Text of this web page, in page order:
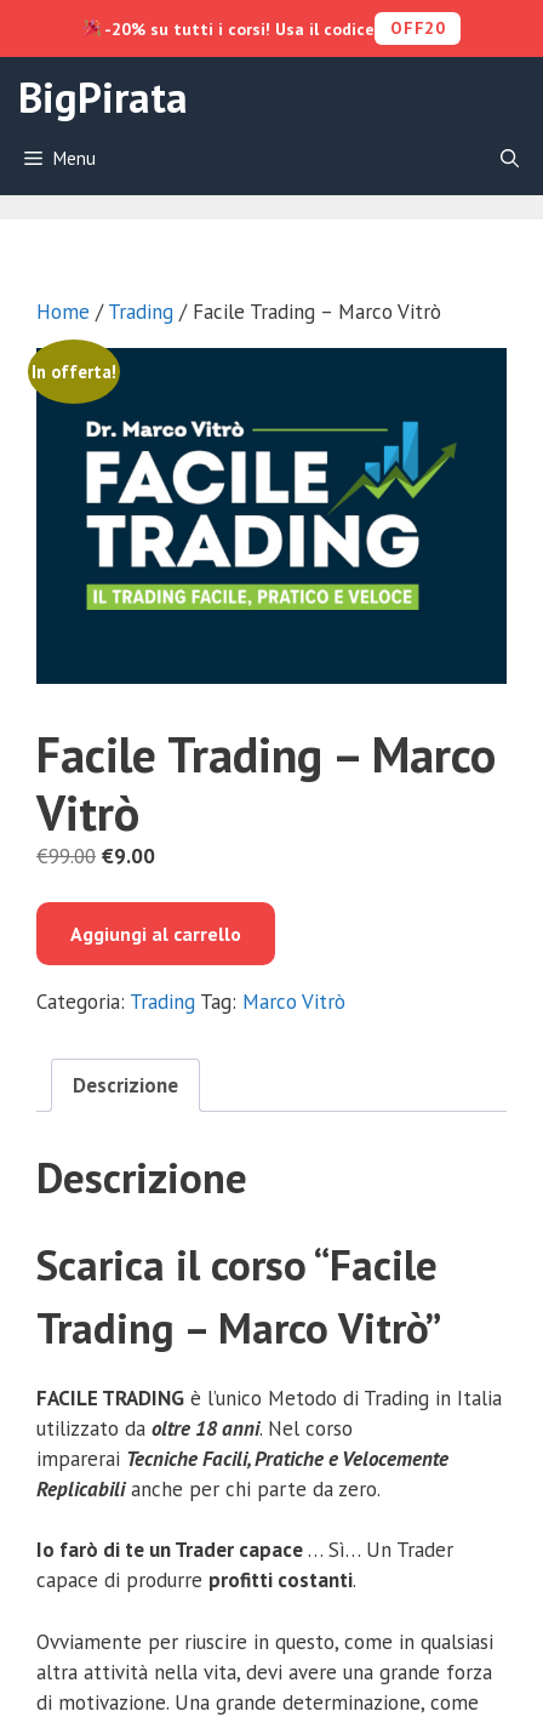
contenuto
BigPirata
Menu
Home /Trading / Facile Trading – Marco Vitrò
In offerta!
Facile Trading – Marco
Vitrò
€99.00 Il
era:
€9.00Il
è:
Aggiungi al carrello
Categoria: Trading Tag: Marco Vitrò
Descrizione
Descrizione
Scarica il corso “Facile
Trading – Marco Vitrò”
FACILE TRADING è l’unico Metodo di Trading in Italia
utilizzato da oltre 18 anni. Nel corso
imparerai Tecniche Facili, Pratiche e Velocemente
Replicabilianche per chi parte da zero.
Io farò di te un Trader capace… Sì… Un Trader
capace di produrre profitti costanti.
Ovviamente per riuscire in questo, come in qualsiasi
altra attività nella vita, devi avere una grande forza
di motivazione. Una grande determinazione, come
-20% su tutti i corsi! Usa il codice OFF20